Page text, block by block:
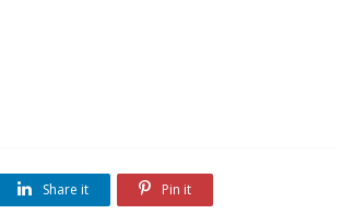
Share it Pin it